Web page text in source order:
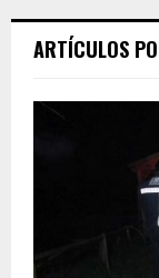
ARTÍCULOS